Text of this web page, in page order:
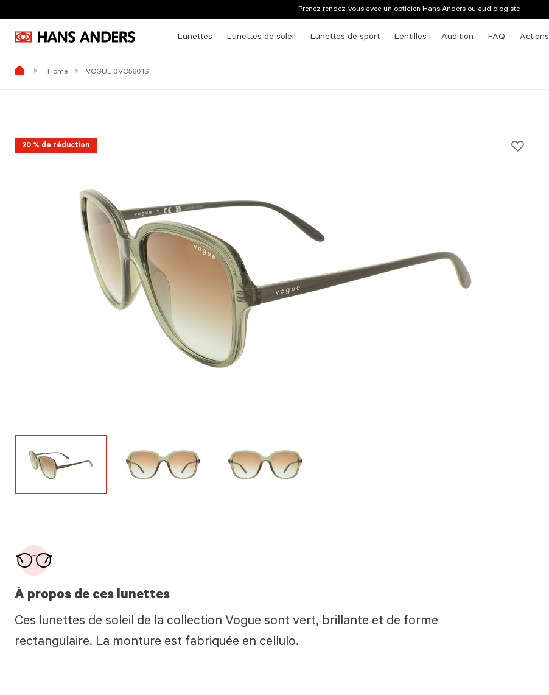
Prenez rendez-vous avec un opticien Hans Anders ou audiologiste
Lunettes Lunettes de soleil Lunettes de sport Lentilles Audition FAQ Actions
Home VOGUE 0VO5601S
20 % de réduction
À propos de ces lunettes
Ces lunettes de soleil de la collection Vogue sont vert, brillante et de forme
rectangulaire. La monture est fabriquée en cellulo.